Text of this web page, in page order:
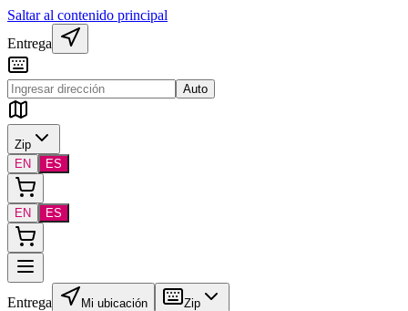
Saltar al contenido principal
Entrega
Auto
Zip
EN
ES
EN ES
Entrega Mi ubicación Zip